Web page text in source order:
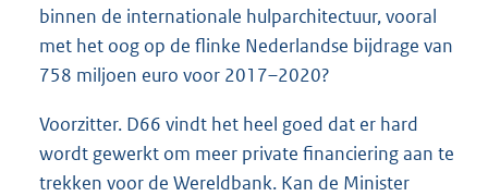
binnen de internationale hulparchitectuur, vooral
met het oog op de flinke Nederlandse bijdrage van
758 miljoen euro voor 2017–2020?
Voorzitter. D66 vindt het heel goed dat er hard
wordt gewerkt om meer private financiering aan te
trekken voor de Wereldbank. Kan de Minister